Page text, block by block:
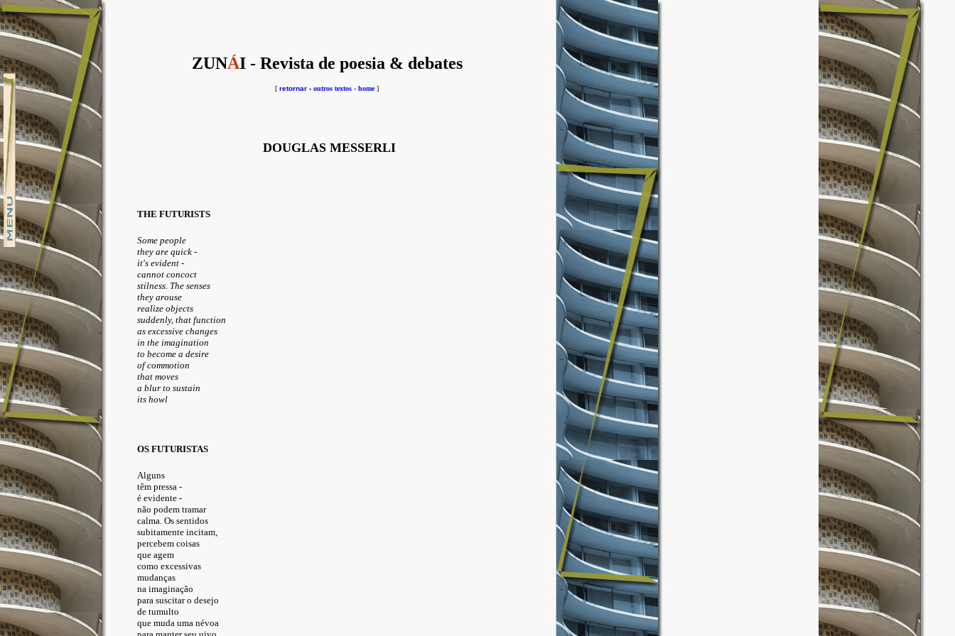
ZUNÁI - Revista de poesia & debates
[ retornar - outros textos - home ]
DOUGLAS MESSERLI
THE FUTURISTS
Some people
they are quick -
it's evident -
cannot concoct
stilness. The senses
they arouse
realize objects
suddenly, that function
as excessive changes
in the imagination
to become a desire
of commotion
that moves
a blur to sustain
its howl
OS FUTURISTAS
Alguns
têm pressa -
é evidente -
não podem tramar
calma. Os sentidos
subitamente incitam,
percebem coisas
que agem
como excessivas
mudanças
na imaginação
para suscitar o desejo
de tumulto
que muda uma névoa